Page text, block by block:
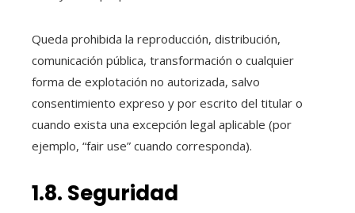
Queda prohibida la reproducción, distribución,
comunicación pública, transformación o cualquier
forma de explotación no autorizada, salvo
consentimiento expreso y por escrito del titular o
cuando exista una excepción legal aplicable (por
ejemplo, “fair use” cuando corresponda).
1.8. Seguridad